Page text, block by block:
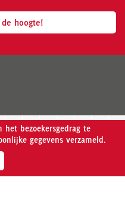
het bezoekersgedrag te
gegevens verzameld.
Madelief?
hoogte!